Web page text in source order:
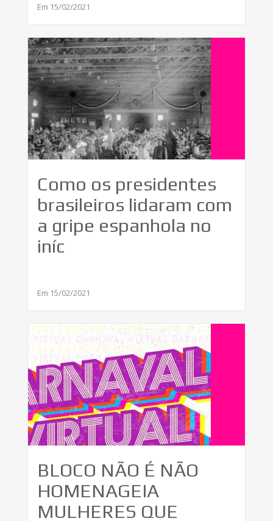
Em 15/02/2021
Como os presidentes
brasileiros lidaram com
a gripe espanhola no
iníc
Em 15/02/2021
BLOCO NÃO É NÃO
HOMENAGEIA
MULHERES QUE